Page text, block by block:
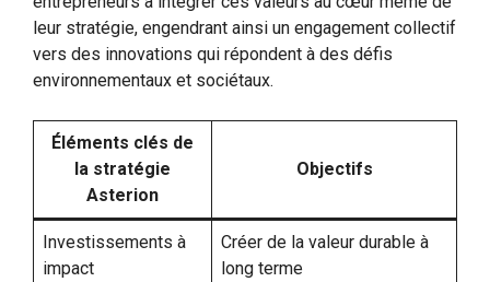
leur stratégie, engendrant ainsi un engagement collectif
vers des innovations qui répondent à des défis
environnementaux et sociétaux.
Éléments clés de
la stratégie
Asterion
Objectifs
Investissements à
impact
Créer de la valeur durable à
long terme